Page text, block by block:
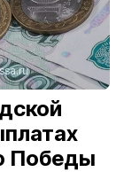
Победы